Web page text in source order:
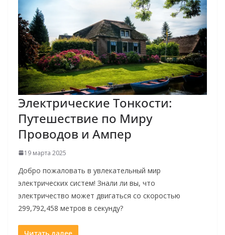
Электрические Тонкости:
Путешествие по Миру
Проводов и Ампер
19 марта 2025
Добро пожаловать в увлекательный мир
электрических систем! Знали ли вы, что
электричество может двигаться со скоростью
299,792,458 метров в секунду?
Читать далее